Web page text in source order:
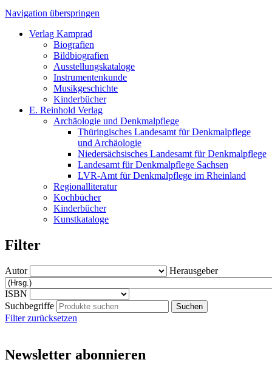
Navigation überspringen
Verlag Kamprad
Biografien
Bildbiografien
Ausstellungskataloge
Instrumentenkunde
Musikgeschichte
Kinderbücher
E. Reinhold Verlag
Archäologie und Denkmalpflege
Thüringisches Landesamt für Denkmalpflege
und Archäologie
Niedersächsisches Landesamt für Denkmalpflege
Landesamt für Denkmalpflege Sachsen
LVR-Amt für Denkmalpflege im Rheinland
Regionalliteratur
Kochbücher
Kinderbücher
Kunstkataloge
Filter
Autor Herausgeber
ISBN
Suchbegriffe
Filter zurücksetzen
Newsletter abonnieren